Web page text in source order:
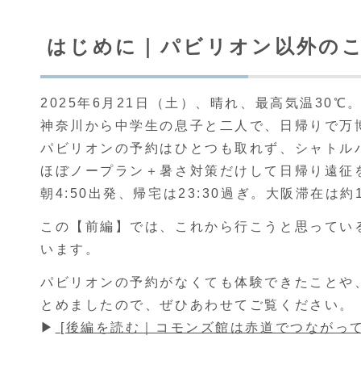
はじめに｜パビリオン以外の
2025年6月21日（土）、晴れ、最高気温30℃。
神奈川から中学生の息子と二人で、日帰りで万
パビリオンの予約はひとつも取れず、シャトル
ほぼノープラン＋暑さ対策だけして日帰り遠征
朝4:50出発、帰宅は23:30過ぎ。大阪滞在は約
この【前編】では、これから行こうと思ってい
います。
パビリオンの予約がなくても体験できたことや
とめましたので、ぜひあわせてご覧ください。
▶
[後編を読む｜コモンズ館は赤道でつながっ